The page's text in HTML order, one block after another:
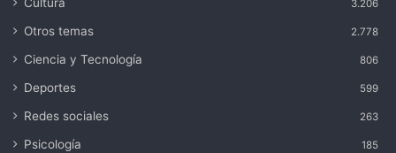
3.206
Otros temas 2.778
Ciencia y Tecnología 806
Deportes 599
Redes sociales 263
Psicología 185